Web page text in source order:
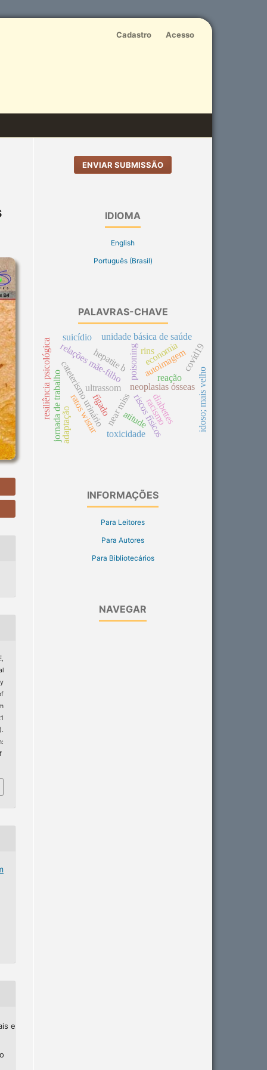
Cadastro Acesso
e
ENVIAR SUBMISSÃO
IDIOMA
English
Português (Brasil)
PALAVRAS-CHAVE
hepatite b
neoplasias ósseas
poisoning
ultrassom
cateterismo urinárionear miss
jornada de trabalho
resiliência psicológicarelações mãe-filho
riscos físicos
unidade básica de saúde
autoimagem
economia
suicídio
reação
diabettes
toxicidade
ratos wistarfígado
rins
racismo
adaptação atitude idoso; mais velho
covid19
INFORMAÇÕES
Para Leitores
Para Autores
Para Bibliotecários
NAVEGAR